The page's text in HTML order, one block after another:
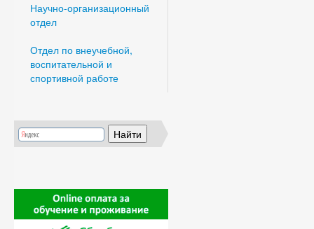
Научно-организационный
отдел
Отдел по внеучебной,
воспитательной и
спортивной работе